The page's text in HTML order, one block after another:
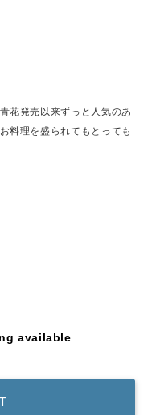
花発売以来ずっと人気のあ
料理を盛られてもとっても
available